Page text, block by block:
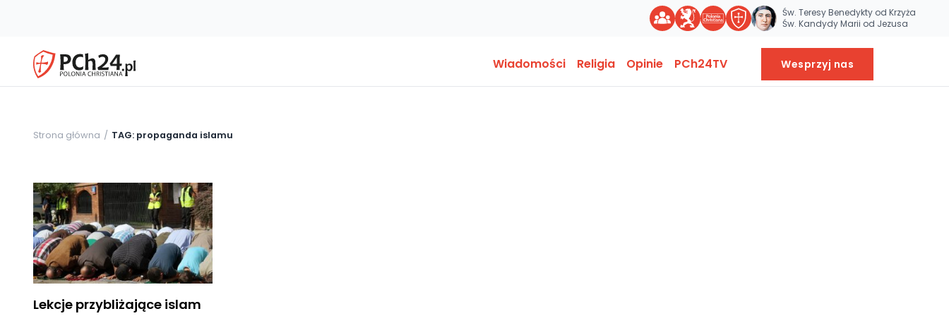
Św. Teresy Benedykty od Krzyża
Św. Kandydy Marii od Jezusa
Wiadomości Religia Opinie PCh24TV Wesprzyj nas
Strona główna TAG: propaganda islamu
Lekcje przybliżające islam